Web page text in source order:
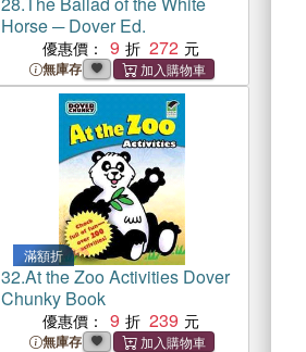
Horse ─ Dover Ed.
優惠價： 9 272
無庫存
滿額折
32.At the Zoo Activities Dover
Chunky Book
優惠價： 9 239
無庫存